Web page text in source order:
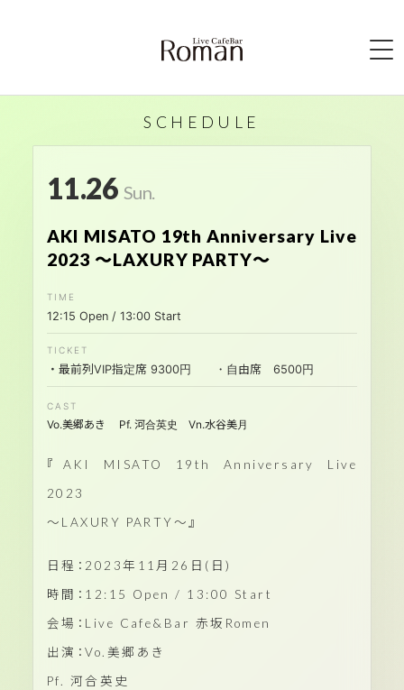
HOME
SYSTEM
CONTACT
SCHEDULE
11.26 Sun.
AKI MISATO 19th Anniversary Live
2023 〜LAXURY PARTY〜
12:15 Open / 13:00 Start
・最前列VIP指定席 9300円 ・自由席 6500円
Vo.美郷あき Pf. 河合英史 Vn.水谷美月
『AKI MISATO 19th Anniversary Live
2023
〜LAXURY PARTY〜』
日程：2023年11月26日(日)
時間：12:15 Open / 13:00 Start
会場：Live Cafe&Bar 赤坂Romen
出演：Vo.美郷あき
Pf. 河合英史